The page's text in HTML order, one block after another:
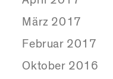
März 2017
Februar 2017
Oktober 2016